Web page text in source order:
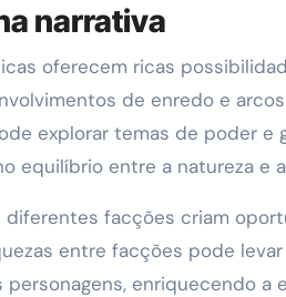
narrativa
oferecem ricas
de enredo e
explorar temas de poder e
equilíbrio entre a natureza e a
facções criam
entre facções pode
enriquecendo a